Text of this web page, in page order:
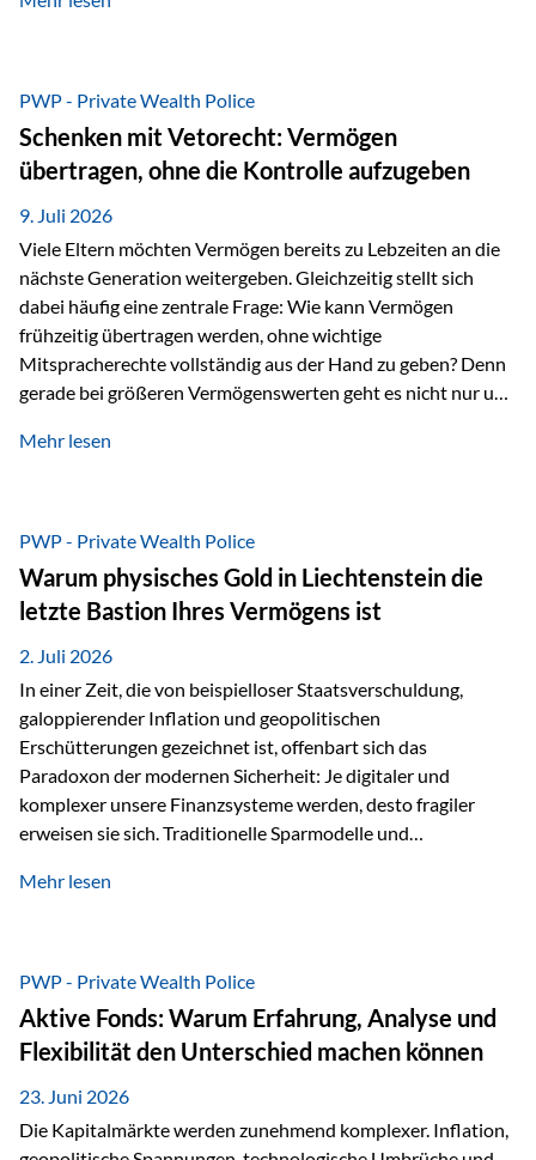
passiert, wenn einer der beiden verstirbt? Der überlebende
Vermögen verfügen können. Genau für diese
Ausgangssituation bietet die Private Wealth Police der
Vienna-Life eine durchdachte Gestaltungsmöglichkeit. Die
Ausgangssituation Stellen Sie sich folgendes Beispiel vor:
Ein…
PWP - Private Wealth Police
Schenken mit Vetorecht: Vermögen
übertragen, ohne die Kontrolle aufzugeben
9. Juli 2026
Viele Eltern möchten Vermögen bereits zu Lebzeiten an die
nächste Generation weitergeben. Gleichzeitig stellt sich
dabei häufig eine zentrale Frage: Wie kann Vermögen
frühzeitig übertragen werden, ohne wichtige
Mitspracherechte vollständig aus der Hand zu geben? Denn
gerade bei größeren Vermögenswerten geht es nicht nur um
sicherzustellen, dass das Vermögen langfristig erhalten
folgende Situation vor: Ein Vater schenkt seiner Tochter
einen Teil seines Vermögens. Einige Jahre später möchte die
Tochter das Geld kurzfristig verwenden, um…
Mehr lesen
PWP - Private Wealth Police
Warum physisches Gold in Liechtenstein die
letzte Bastion Ihres Vermögens ist
2. Juli 2026
In einer Zeit, die von beispielloser Staatsverschuldung,
galoppierender Inflation und geopolitischen
Erschütterungen gezeichnet ist, offenbart sich das
Paradoxon der modernen Sicherheit: Je digitaler und
komplexer unsere Finanzsysteme werden, desto fragiler
erweisen sie sich. Traditionelle Sparmodelle und
unumstößlich galten, versagen angesichts der expansiven
Nostalgie dar, sondern ist die modernste und strategisch
klügste Antwort auf globale Instabilität. Physische Werte
und der richtige Rechtsstandort sind heute keine bloße
Option mehr, sondern eine strategische Notwendigkeit. 1.
Der massive Aufwand hinter einem winzigen…
Mehr lesen
PWP - Private Wealth Police
Aktive Fonds: Warum Erfahrung, Analyse und
Flexibilität den Unterschied machen können
23. Juni 2026
Die Kapitalmärkte werden zunehmend komplexer. Inflation,